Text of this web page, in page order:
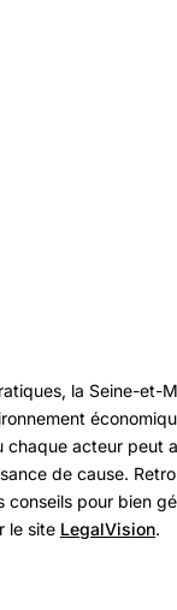
la Seine-et-
chaque acteur peut
de cause.
conseils pour bien
le site LegalVision.